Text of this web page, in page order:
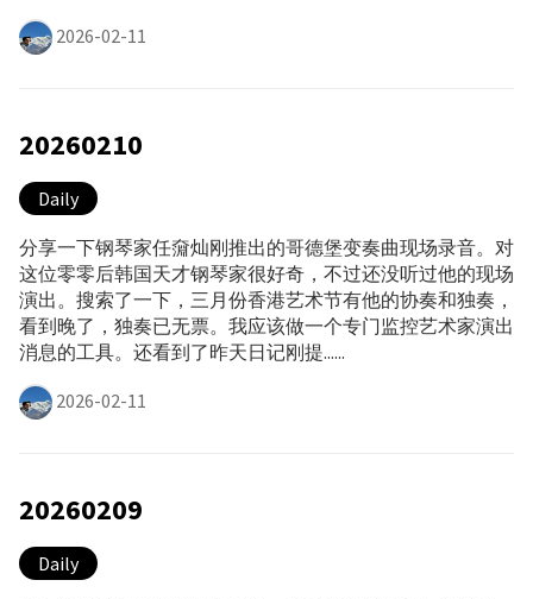
2026-02-11
20260210
Daily
分享一下钢琴家任奫灿刚推出的哥德堡变奏曲现场录音。对
这位零零后韩国天才钢琴家很好奇，不过还没听过他的现场
演出。搜索了一下，三月份香港艺术节有他的协奏和独奏，
看到晚了，独奏已无票。我应该做一个专门监控艺术家演出
消息的工具。还看到了昨天日记刚提......
2026-02-11
20260209
Daily